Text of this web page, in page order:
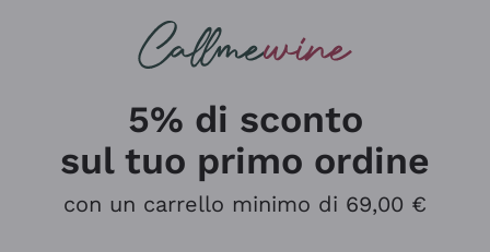
5% di sconto
sul tuo primo ordine
con un carrello minimo di 69,00 €